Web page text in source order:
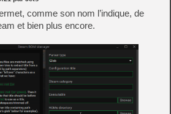
comme son nom l’indique, de
et bien plus encore.